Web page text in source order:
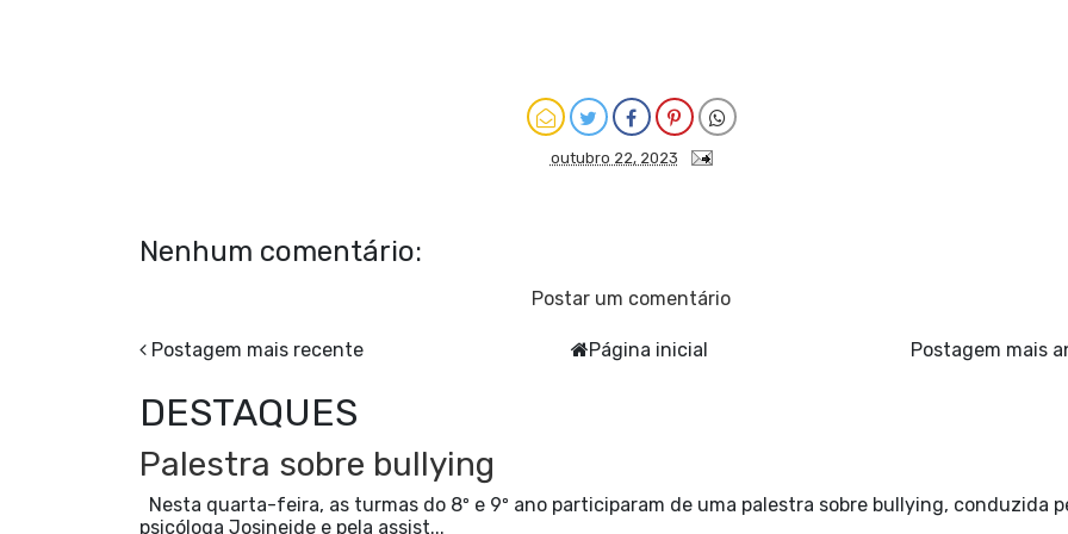
outubro 22, 2023
Nenhum comentário:
Postar um comentário
Postagem mais recente Postagem mais
Página inicial
DESTAQUES
Palestra sobre bullying
Nesta quarta-feira, as turmas do 8º e 9º ano participaram de uma palestra sobre bullying, conduzida
psicóloga Josineide e pela assist...